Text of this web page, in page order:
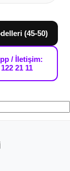
(45-50)
/ İletişim:
21 11